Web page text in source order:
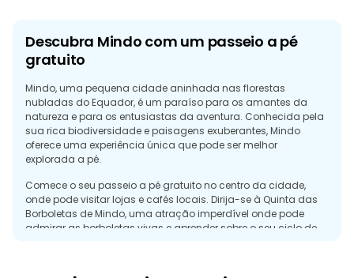
Descubra Mindo com um passeio a pé
gratuito
Mindo, uma pequena cidade aninhada nas florestas
nubladas do Equador, é um paraíso para os amantes da
natureza e para os entusiastas da aventura. Conhecida pela
sua rica biodiversidade e paisagens exuberantes, Mindo
oferece uma experiência única que pode ser melhor
explorada a pé.
Comece o seu passeio a pé gratuito no centro da cidade,
onde pode visitar lojas e cafés locais. Dirija-se à Quinta das
Borboletas de Mindo, uma atração imperdível onde pode
admirar as borboletas vivas e aprender sobre o seu ciclo de